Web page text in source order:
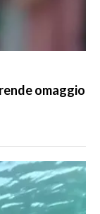
omaggio